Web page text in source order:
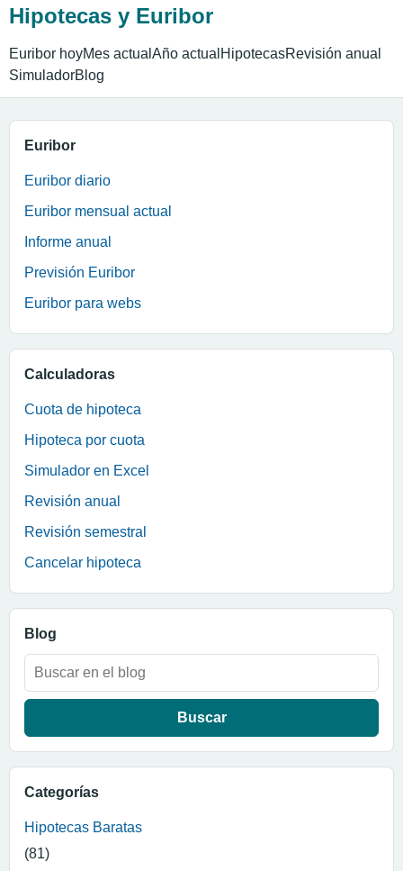
Hipotecas y Euribor
Euribor hoyMes actual Año actual HipotecasRevisión anual
SimuladorBlog
Euribor
Euribor diario
Euribor mensual actual
Informe anual
Previsión Euribor
Euribor para webs
Calculadoras
Cuota de hipoteca
Hipoteca por cuota
Simulador en Excel
Revisión anual
Revisión semestral
Cancelar hipoteca
Blog
Buscar:
Categorías
Hipotecas Baratas
(81)